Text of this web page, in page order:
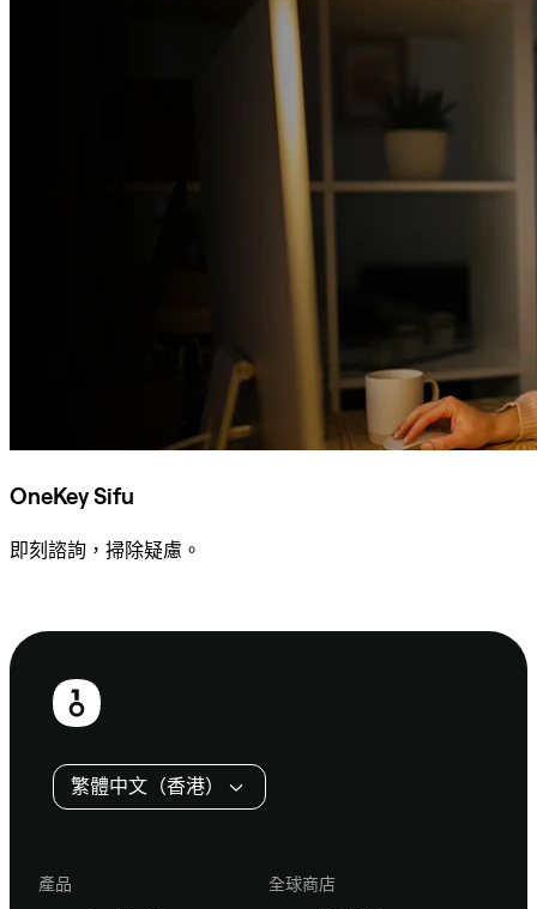
OneKey Sifu
即刻諮詢，掃除疑慮。
頁
繁體中文（香港）
產品
全球商店